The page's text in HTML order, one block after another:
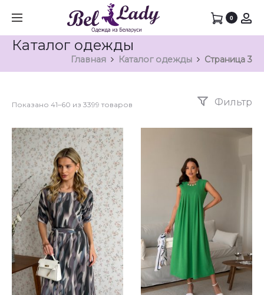
0
Каталог одежды
Главная Каталог одежды Страница 3
Показано 41–60 из 3399 товаров Фильтр